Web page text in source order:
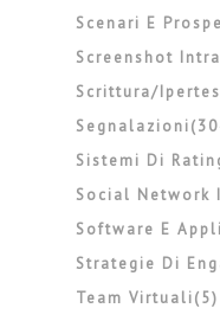
Scenari E
Screenshot
Scrittura/
Sistemi Di
Social Network
Software E
Strategie Di
Team Virtuali(5)